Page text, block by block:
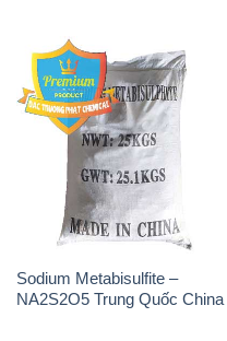
Sodium Metabisulfite –
NA2S2O5 Trung Quốc China